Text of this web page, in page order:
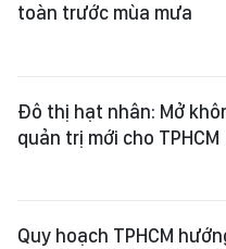
toàn trước mùa mưa
Đô thị hạt nhân: Mở
quản trị mới cho TPHCM
Quy hoạch TPHCM